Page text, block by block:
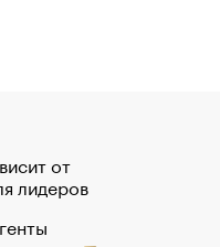
от
лидеров